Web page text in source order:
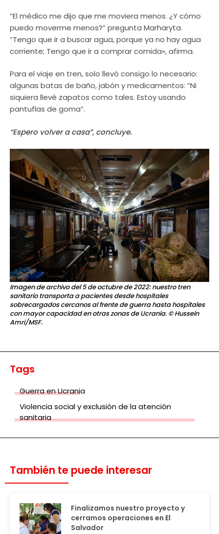
“El médico me dijo que me moviera menos. ¿Y cómo
puedo moverme menos?” pregunta Marharyta.
“Tengo que ir a buscar agua, porque ya no hay agua
corriente; Tengo que ir a comprar comida», afirma.
Para el viaje en tren, solo llevó consigo lo necesario:
algunas batas de baño, jabón y medicamentos: “Ni
siquiera llevé zapatos como tales. Estoy usando
pantuflas de goma”.
“Espero volver a casa”, concluye.
Imagen de archivo del 5 de octubre de 2022: nuestro tren
sanitario transporta a pacientes desde hospitales
sobrecargados cercanos al frente de guerra hasta hospitales
con mayor capacidad en otras zonas de Ucrania. © Hussein
Amri/MSF.
Tags
Guerra en Ucrania
Violencia social y exclusión de la atención
sanitaria
También te puede interesar
Finalizamos nuestro proyecto y
cerramos operaciones en El
Salvador